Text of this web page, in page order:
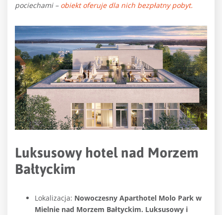
pociechami – obiekt oferuje dla nich bezpłatny pobyt.
Luksusowy hotel nad Morzem
Bałtyckim
Lokalizacja: Nowoczesny Aparthotel Molo Park w
Mielnie nad Morzem Bałtyckim. Luksusowy i